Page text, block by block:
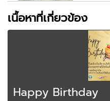
เนื้อหาที่เกี่ยวข้อง
Happy Birthday